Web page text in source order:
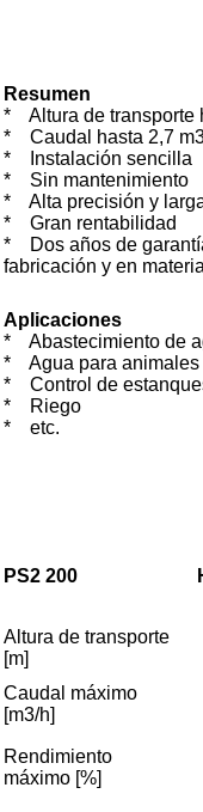
Resumen
* Altura de transporte
* Caudal hasta 2,7
* Instalación sencilla
* Sin mantenimiento
* Alta precisión y
* Gran rentabilidad
* Dos años de
fabricación y en
Aplicaciones
* Abastecimiento de
* Agua para animales
* Control de
*
Riego
* etc.
PS2 200
Altura de transporte
[m]
Caudal máximo
[m3/h]
Rendimiento
máximo [%]